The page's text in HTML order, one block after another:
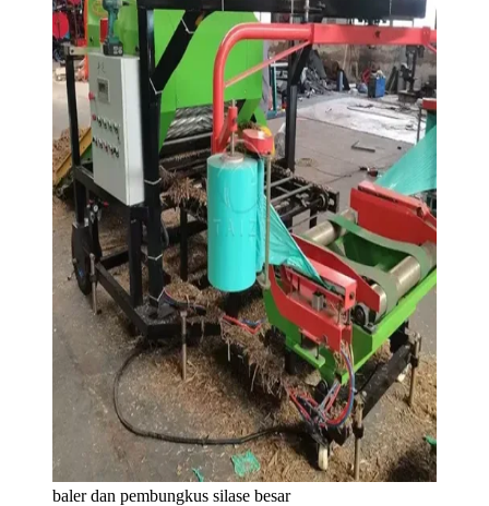
baler dan pembungkus silase besar